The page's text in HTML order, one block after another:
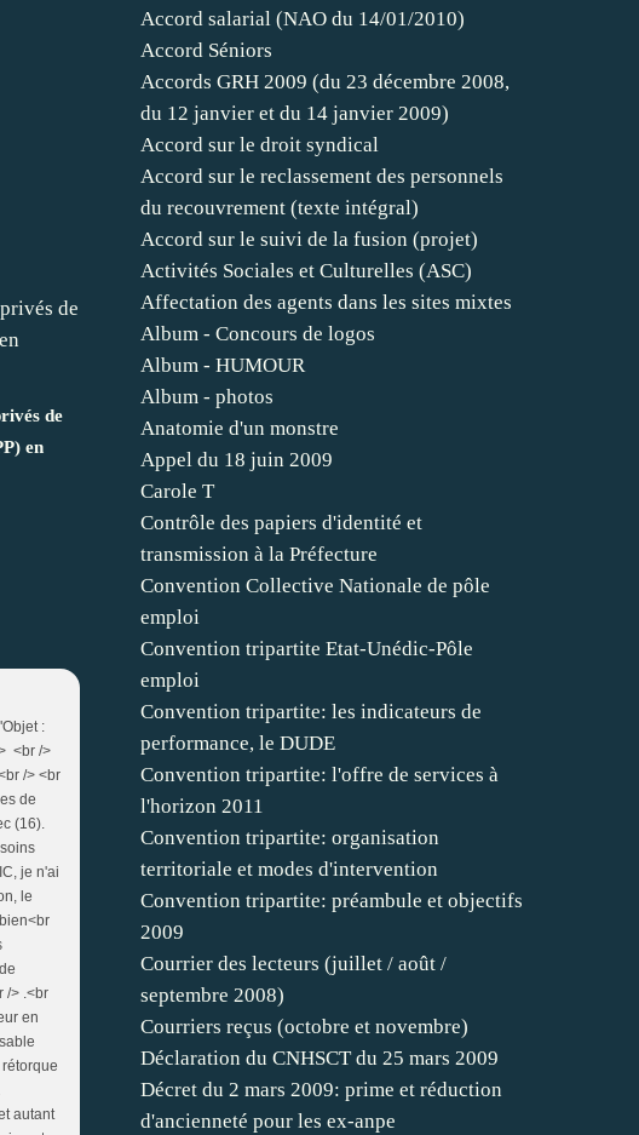
de
en
:
<br />
/> <br
de
(16).
je n'ai
le
/> .<br
en
autant
Accord salarial (NAO du 14/01/2010)
Accord Séniors
Accords GRH 2009 (du 23 décembre 2008,
du 12 janvier et du 14 janvier 2009)
Accord sur le droit syndical
Accord sur le reclassement des personnels
du recouvrement (texte intégral)
Accord sur le suivi de la fusion (projet)
Activités Sociales et Culturelles (ASC)
Affectation des agents dans les sites mixtes
Album - Concours de logos
Album - HUMOUR
Album - photos
Anatomie d'un monstre
Appel du 18 juin 2009
Carole T
Contrôle des papiers d'identité et
transmission à la Préfecture
Convention Collective Nationale de pôle
emploi
Convention tripartite Etat-Unédic-Pôle
emploi
Convention tripartite: les indicateurs de
performance, le DUDE
Convention tripartite: l'offre de services à
l'horizon 2011
Convention tripartite: organisation
territoriale et modes d'intervention
Convention tripartite: préambule et objectifs
2009
Courrier des lecteurs (juillet / août /
septembre 2008)
Courriers reçus (octobre et novembre)
Déclaration du CNHSCT du 25 mars 2009
Décret du 2 mars 2009: prime et réduction
d'ancienneté pour les ex-anpe